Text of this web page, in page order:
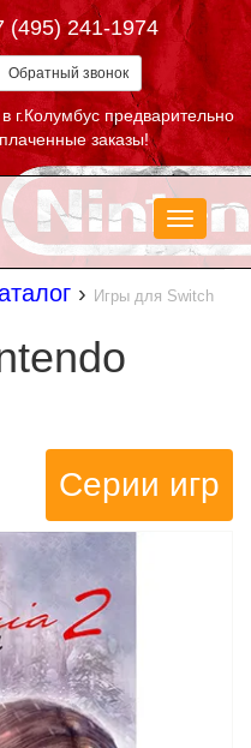
(495) 241-1974
Обратный звонок
г.Колумбус предварительно
заказы!
Меню
› Игры для Switch
Серии игр